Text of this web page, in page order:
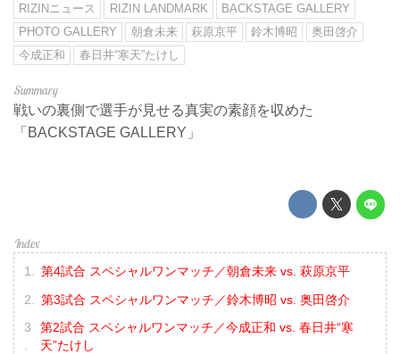
RIZINニュース RIZIN LANDMARK
BACKSTAGE GALLERY
PHOTO GALLERY
朝倉未来 萩原京平 鈴木博昭
奥田啓介
今成正和
春日井“寒天”たけし
戦いの裏側で選手が見せる真実の素顔を収めた
「BACKSTAGE GALLERY」
第4試合 スペシャルワンマッチ／朝倉未来 vs. 萩原京平
第3試合 スペシャルワンマッチ／鈴木博昭 vs. 奥田啓介
第2試合 スペシャルワンマッチ／今成正和 vs. 春日井“寒
天”たけし